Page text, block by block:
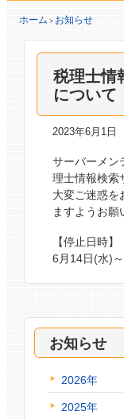
ホーム > お知らせ
税理士情
について
2023年6月1日
サーバーメン
理士情報検索
大変ご迷惑を
ますようお願
【停止日時】
6月14日(水)
お知らせ
2026年
2025年